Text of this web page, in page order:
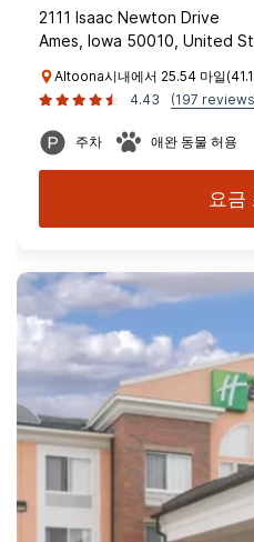
2111 Isaac Newton Drive
Ames, Iowa 50010, United
Altoona시내에서 25.54 마일
4.43
(197
주차 애완 동물 허용
요금